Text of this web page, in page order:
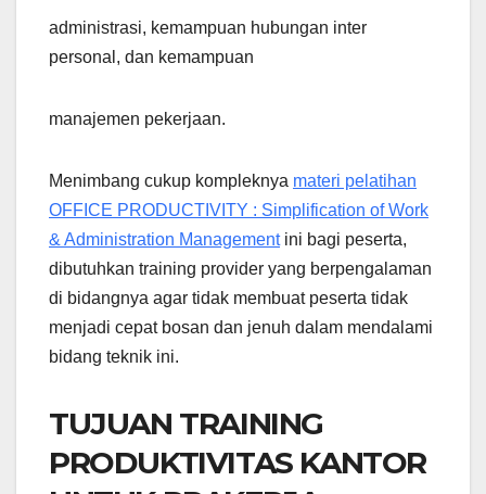
administrasi, kemampuan hubungan inter
personal, dan kemampuan
manajemen pekerjaan.
Menimbang cukup kompleknya materi pelatihan
OFFICE PRODUCTIVITY : Simplification of Work
& Administration Managementini bagi peserta,
dibutuhkan training provider yang berpengalaman
di bidangnya agar tidak membuat peserta tidak
menjadi cepat bosan dan jenuh dalam mendalami
bidang teknik ini.
TUJUAN TRAINING
PRODUKTIVITAS KANTOR